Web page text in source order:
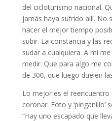
del cicloturismo nacional.
jamás haya sufrido allí. No
hacer el mejor tiempo
subir. La constancia y las
sudar a cualquiera. A mi
medir. Que para algo me
de 300, que luego duelen
Lo mejor es el
coronar. Foto y ‘pinganillo’
“Hay uno escapado que